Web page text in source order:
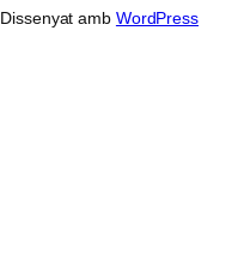
Dissenyat amb WordPress